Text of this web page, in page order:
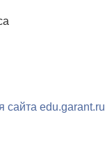
сайта edu.garant.ru